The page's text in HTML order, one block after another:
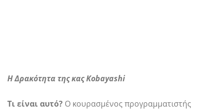
Η Δρακότητα της κας Kobayashi
Τι είναι αυτό? Ο κουρασμένος προγραμματιστής